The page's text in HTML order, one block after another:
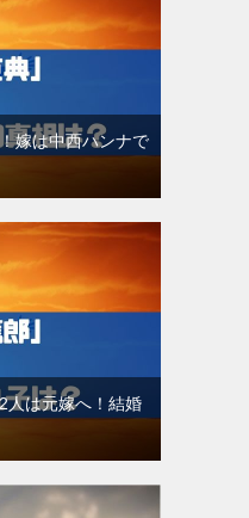
嫁は中西ハンナで
人は元嫁へ！結婚